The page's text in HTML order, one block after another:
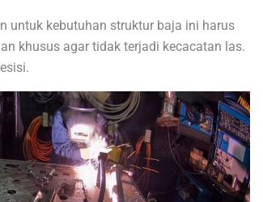
untuk kebutuhan struktur baja ini harus
khusus agar tidak terjadi kecacatan las.